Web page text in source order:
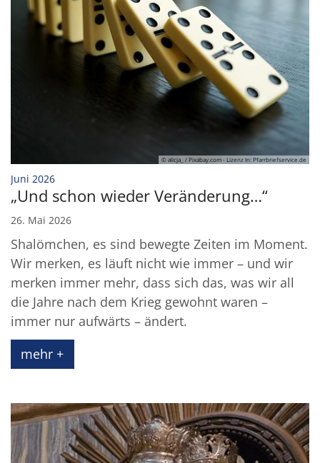
© alicja_ / Pixabay.com - Lizenz In: Pfarrbriefservice.de
Juni 2026:
„Und schon wieder Veränderung…“
26. Mai 2026
Shalömchen, es sind bewegte Zeiten im Moment.
Wir merken, es läuft nicht wie immer – und wir
merken immer mehr, dass sich das, was wir all
die Jahre nach dem Krieg gewohnt waren –
immer nur aufwärts – ändert.
mehr +